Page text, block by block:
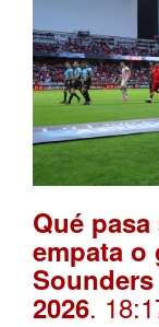
Qué
empata o
2026.